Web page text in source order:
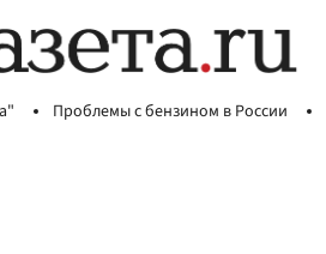
Проблемы с бензином в России